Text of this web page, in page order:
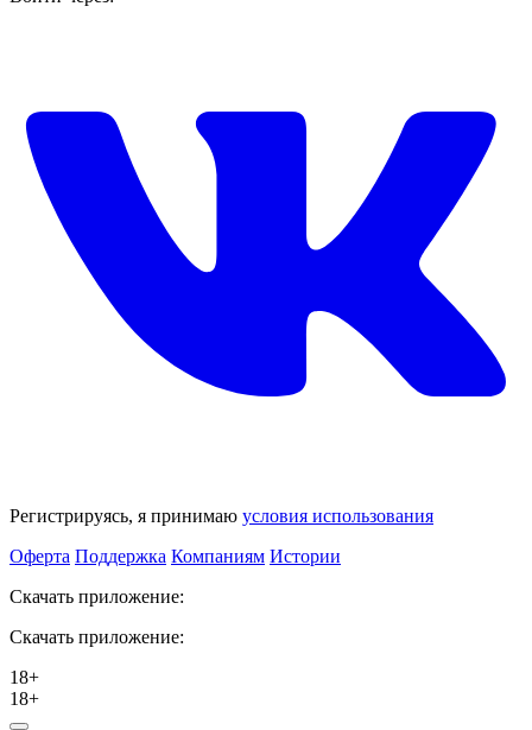
Регистрируясь, я принимаю условия использования
Оферта Поддержка Компаниям Истории
Скачать приложение:
Скачать приложение:
18+
18+